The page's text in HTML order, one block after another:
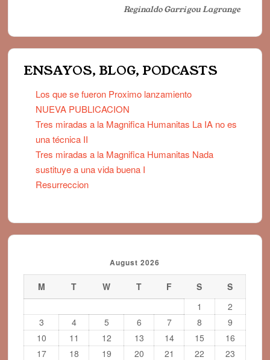
Reginaldo Garrigou Lagrange
ENSAYOS, BLOG, PODCASTS
Los que se fueron Proximo lanzamiento
NUEVA PUBLICACION
Tres miradas a la Magnifica Humanitas La IA no es
una técnica II
Tres miradas a la Magnifica Humanitas Nada
sustituye a una vida buena I
Resurreccion
August 2026
M T W T F S
S
1
2
3
4 5 6 7 8
9
10
11 12 13 14 15
16
17
18 19 20 21 22
23